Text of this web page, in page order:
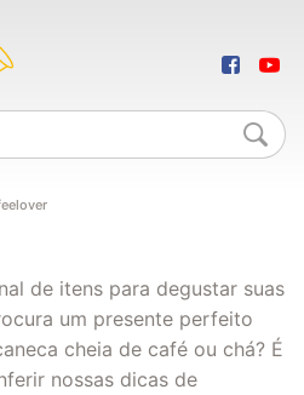
de itens para degustar suas
um presente perfeito
cheia de café ou chá? É
nossas dicas de